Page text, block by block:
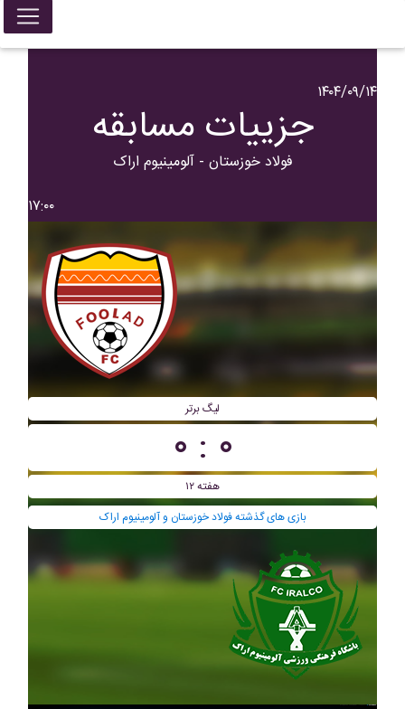
۱۴۰۴/۰۹/۱۴
جزییات مسابقه
فولاد خوزستان - آلومينيوم اراک
۱۷:۰۰
لیگ برتر
۰ : ۰
هفته ۱۲
بازی های گذشته فولاد خوزستان و آلومينيوم اراک